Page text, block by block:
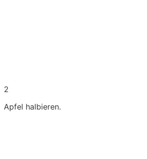
2
Apfel halbieren.